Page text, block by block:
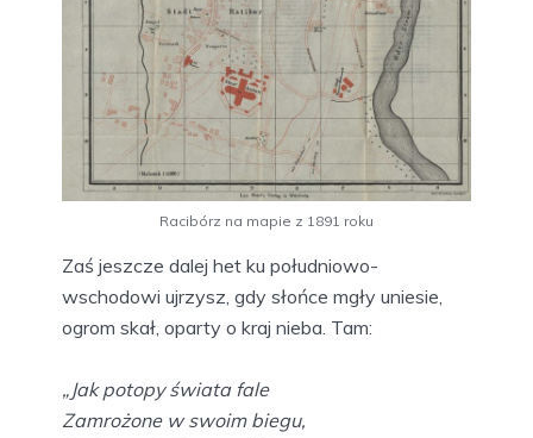
Racibórz na mapie z 1891 roku
Zaś jeszcze dalej het ku południowo-
wschodowi ujrzysz, gdy słońce mgły uniesie,
ogrom skał, oparty o kraj nieba. Tam:
„Jak potopy świata fale
Zamrożone w swoim biegu,